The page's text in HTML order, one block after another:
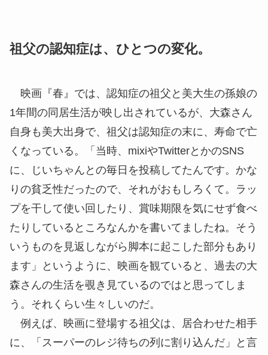
祖父の認知症は、ひとつの変化。
映画『春』では、認知症の祖父と美大生の孫娘の
1年間の同居生活が映し出されているが、大森さん
自身も美大出身で、祖父は認知症の末に、寿命で亡
くなっている。「当時、mixiやTwitterとかのSNS
に、じいちゃんとの毎日を投稿してたんです。かな
りの貧乏性だったので、それがおもしろくて。ラッ
プを干して使い回したり、賞味期限を気にせず食べ
たりしているところなんかを書いてましたね。そう
いうものを見返しながら脚本に起こした部分もあり
ます」というように、映画を観ていると、過去の大
森さんの生活を覗き見ているのではと思ってしま
う。それくらい生々しいのだ。
例えば、映画に登場する祖父は、居合わせた相手
に、「スーパーのレジ待ちの列に割り込んだ」と言